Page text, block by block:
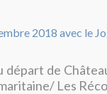
départ de
Les